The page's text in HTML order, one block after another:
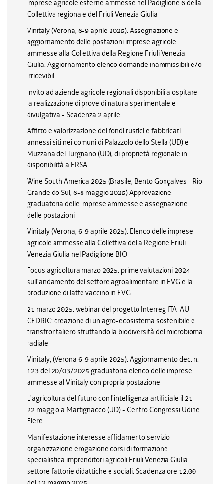
imprese agricole esterne ammesse nel Padiglione 6 della
Collettiva regionale del Friuli Venezia Giulia
Vinitaly (Verona, 6-9 aprile 2025). Assegnazione e
aggiornamento delle postazioni imprese agricole
ammesse alla Collettiva della Regione Friuli Venezia
Giulia. Aggiornamento elenco domande inammissibili e/o
irricevibili.
Invito ad aziende agricole regionali disponibili a ospitare
la realizzazione di prove di natura sperimentale e
divulgativa - Scadenza 2 aprile
Affitto e valorizzazione dei fondi rustici e fabbricati
annessi siti nei comuni di Palazzolo dello Stella (UD) e
Muzzana del Turgnano (UD), di proprietà regionale in
disponibilità a ERSA
Wine South America 2025 (Brasile, Bento Gonçalves - Rio
Grande do Sul, 6-8 maggio 2025) Approvazione
graduatoria delle imprese ammesse e assegnazione
delle postazioni
Vinitaly (Verona, 6-9 aprile 2025). Elenco delle imprese
agricole ammesse alla Collettiva della Regione Friuli
Venezia Giulia nel Padiglione BIO
Focus agricoltura marzo 2025: prime valutazioni 2024
sull'andamento del settore agroalimentare in FVG e la
produzione di latte vaccino in FVG
21 marzo 2025: webinar del progetto Interreg ITA-AU
CEDRIC: creazione di un agro-ecosistema sostenibile e
transfrontaliero sfruttando la biodiversità del microbioma
radiale
Vinitaly, (Verona 6-9 aprile 2025): Aggiornamento dec. n.
123 del 20/03/2025 graduatoria elenco delle imprese
ammesse al Vinitaly con propria postazione
L'agricoltura del futuro con l'intelligenza artificiale il 21 -
22 maggio a Martignacco (UD) - Centro Congressi Udine
Fiere
Manifestazione interesse affidamento servizio
organizzazione erogazione corsi di formazione
specialistica imprenditori agricoli Friuli Venezia Giulia
settore fattorie didattiche e sociali. Scadenza ore 12.00